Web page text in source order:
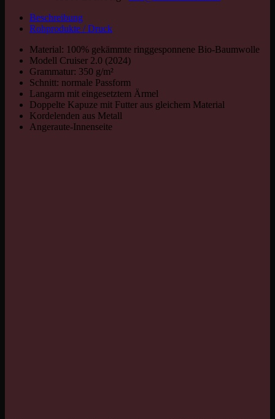
Beschreibung
Rohprodukte / Druck
Material: 100% gekämmte ringgesponnene Bio-Baumwolle
Modell Cruiser 2.0 (2024)
Grammatur: 350 g/m²
Schnitt: normale Passform
Langarm mit eingesetztem Ärmel
Doppelte Kapuze mit Futter aus gleichem Material
Kordelenden aus Metall
Angeraute-Innenseite